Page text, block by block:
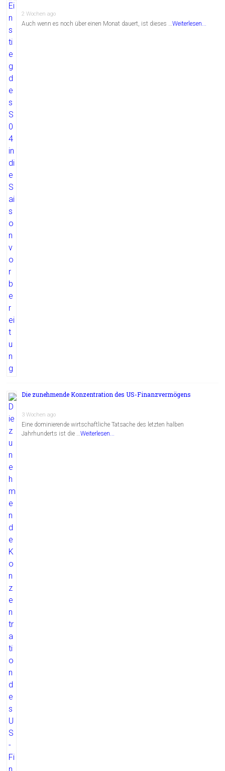
2 Wochen ago
Auch wenn es noch über einen Monat dauert, ist dieses …Weiterlesen...
Die zunehmende Konzentration des US-Finanzvermögens
3 Wochen ago
Eine dominierende wirtschaftliche Tatsache des letzten halben
Jahrhunderts ist die …Weiterlesen...